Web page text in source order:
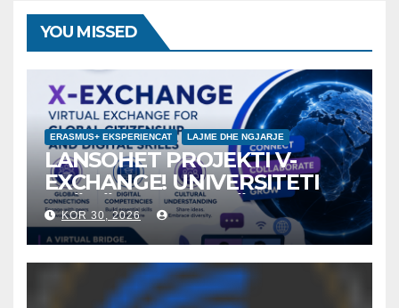
YOU MISSED
ERASMUS+ EKSPERIENCAT LAJME DHE NGJARJE
LANSOHET PROJEKTI V-
EXCHANGE! UNIVERSITETI
“NËNË TEREZA” NË SHKUP
UDHËHEQ NISMËN
NDËRKOMBËTARE PËR
EDUKIMIN DIGJITAL DHE
QYTETARINË GLOBALE
KOR 30, 2026